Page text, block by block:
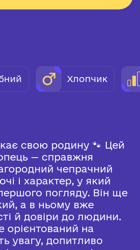
Хлопчик
свою родину 🐾 Цей
— справжня
чепрачний
і характер, у який
погляду. Він ще
а в ньому вже
й довіри до людини.
орієнтований на
увагу, допитливо